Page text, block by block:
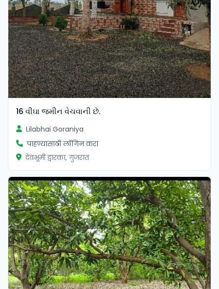
16 વીઘા જમીન વેચવાની છે.
Lilabhai Goraniya
पाहण्यासाठी लॉगिन करा
देवभूमी द्वारका, गुजरात